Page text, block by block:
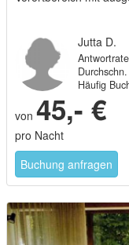
Jutta D.
Häufig
von 45,- €
pro Nacht
Buchung anfragen